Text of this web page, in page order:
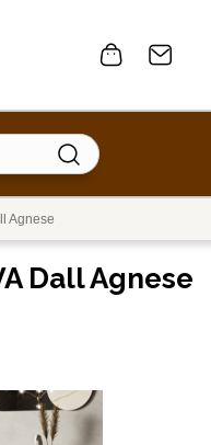
Agnese
Dall Agnese